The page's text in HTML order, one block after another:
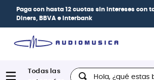
| Paga en cuotasdesde 0% de
las tarjetas de crédito
Hola, ¿qué estas